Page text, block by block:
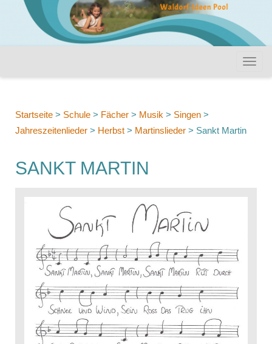
Startseite > Schule > Fächer > Musik > Singen >
Jahreszeitenlieder > Herbst > Martinslieder > Sankt Martin
SANKT MARTIN